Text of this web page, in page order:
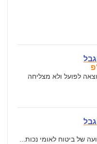
לפועל ולא מצליחה
של ביטוח לאומי נכות...